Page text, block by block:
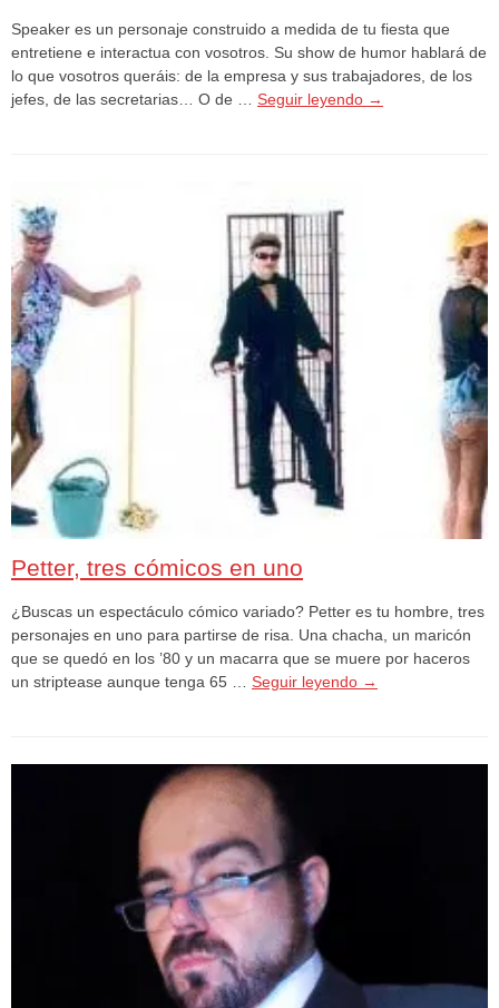
Speaker es un personaje construido a medida de tu fiesta que
entretiene e interactua con vosotros. Su show de humor hablará de
lo que vosotros queráis: de la empresa y sus trabajadores, de los
jefes, de las secretarias… O de … Seguir leyendo →
Petter, tres cómicos en uno
¿Buscas un espectáculo cómico variado? Petter es tu hombre, tres
personajes en uno para partirse de risa. Una chacha, un maricón
que se quedó en los ’80 y un macarra que se muere por haceros
un striptease aunque tenga 65 … Seguir leyendo →